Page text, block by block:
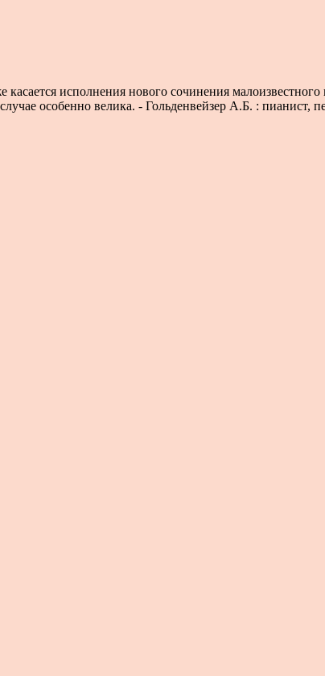
исполнения нового сочинения малоизвестного
особенно велика. - Гольденвейзер А.Б. : пианист,